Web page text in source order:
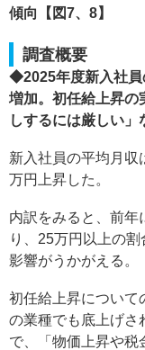
傾向【図7、8】
調査概要
◆2025年度新入社員
増加。初任給上昇の
しするには厳しい
新入社員の平均月収
万円上昇した。
内訳をみると、前年
り、25万円以上の
影響がうかがえる。
初任給上昇について
の業種でも底上げさ
で、「物価上昇や税